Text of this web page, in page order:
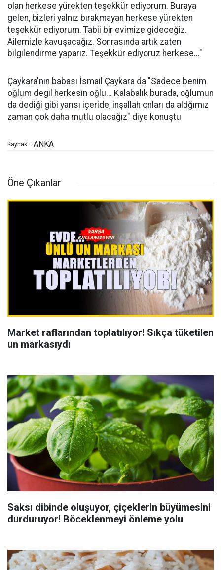
olan herkese yürekten teşekkür ediyorum. Buraya
gelen, bizleri yalnız bırakmayan herkese yürekten
teşekkür ediyorum. Tabii bir evimize gideceğiz.
Ailemizle kavuşacağız. Sonrasında artık zaten
bilgilendirme yaparız. Teşekkür ediyoruz herkese..."
Çaykara'nın babası İsmail Çaykara da "Sadece benim
oğlum degil herkesin oğlu... Kalabalık burada, oğlumun
da dediği gibi yarısı içeride, inşallah onları da aldğımız
zaman çok daha mutlu olacağız" diye konuştu
Kaynak: ANKA
Öne Çıkanlar
Market raflarından toplatılıyor! Sıkça tüketilen
un markasıydı
Saksı dibinde oluşuyor, çiçeklerin büyümesini
durduruyor! Böceklenmeyi önleme yolu